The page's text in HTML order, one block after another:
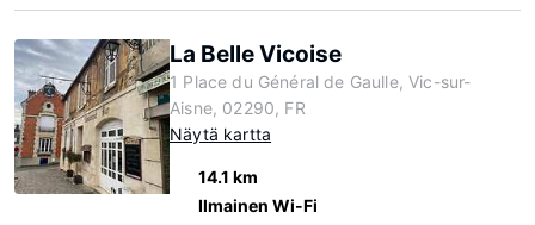
La Belle Vicoise
1 Place du Général de Gaulle, Vic-sur-
Aisne, 02290, FR
Näytä kartta
14.1 km
Ilmainen Wi-Fi